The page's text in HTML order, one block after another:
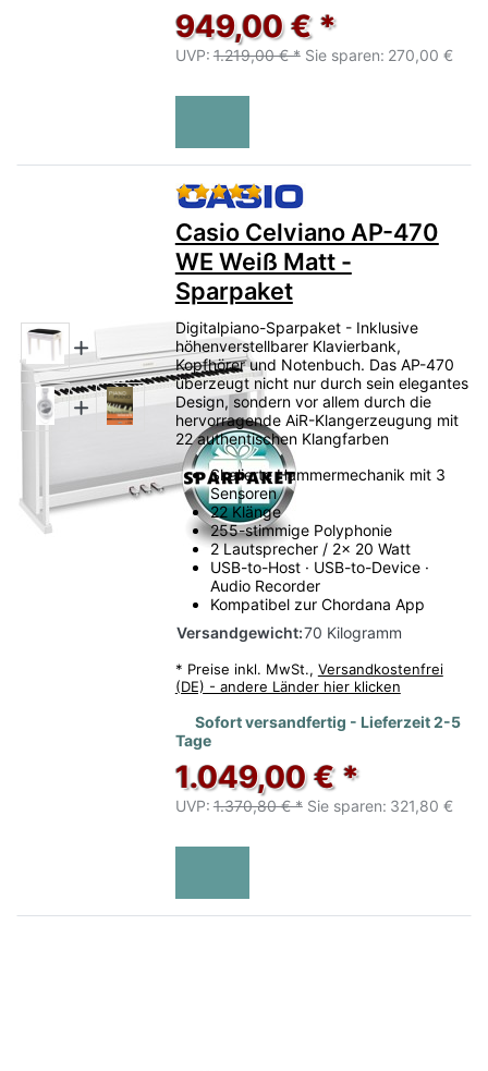
949,00 € *
UVP: 1.219,00 € * Sie sparen: 270,00 €
Bewertung: 5 von 5
Casio Celviano AP-470
WE Weiß Matt -
Sparpaket
Digitalpiano-Sparpaket - Inklusive
höhenverstellbarer Klavierbank,
Kopfhörer und Notenbuch. Das AP-470
überzeugt nicht nur durch sein elegantes
Design, sondern vor allem durch die
hervorragende AiR-Klangerzeugung mit
22 authentischen Klangfarben
Skalierte Hammermechanik mit 3
Sensoren
22 Klänge
255-stimmige Polyphonie
2 Lautsprecher / 2x 20 Watt
USB-to-Host · USB-to-Device ·
Audio Recorder
Kompatibel zur Chordana App
Versandgewicht:70 Kilogramm
* Preise inkl. MwSt., Versandkostenfrei
(DE) - andere Länder hier klicken
Sofort versandfertig - Lieferzeit 2-5
Tage
1.049,00 € *
UVP: 1.370,80 € * Sie sparen: 321,80 €